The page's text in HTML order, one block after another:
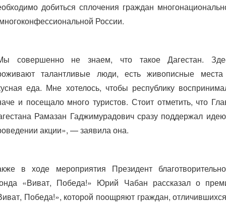
добиться сплочения граждан
России.
совершенно не знаем, что такое Дагестан.
талантливые люди, есть живописные
еда. Мне хотелось, чтобы республику
и посещало много туристов. Стоит отметить, что
Рамазан Гаджимурадович сразу поддержал
акции», — заявила она.
в ходе мероприятия Президент
«Виват, Победа!» Юрий Чабан рассказал о
Победа!», которой поощряют граждан,